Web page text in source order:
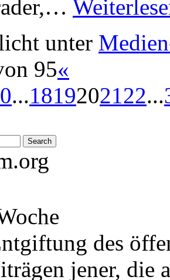
unter
95«
...1819202122...
des
jener, die